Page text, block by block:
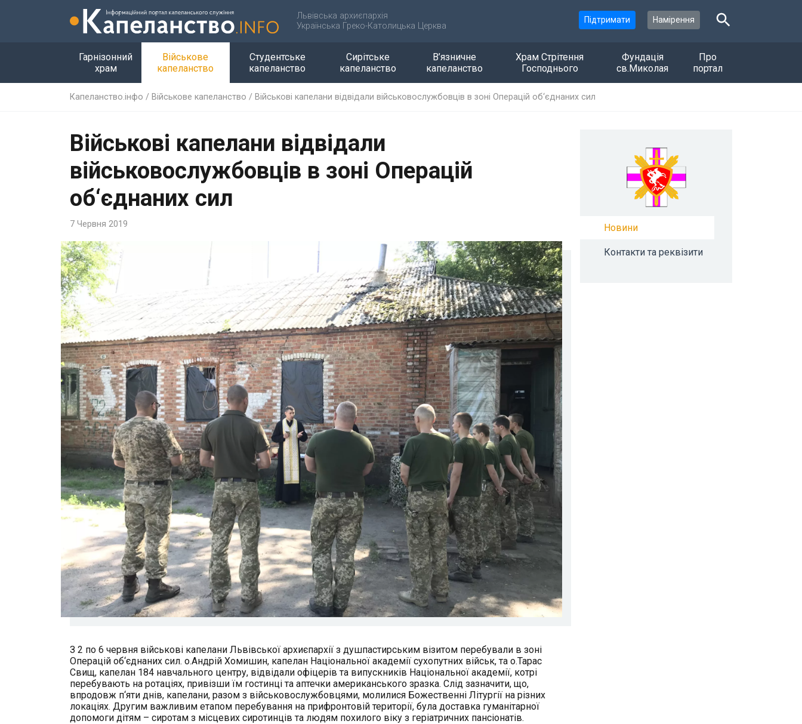
Львівська архиєпархія
Українська Греко-Католицька Церква
Підтримати Намірення
Гарнізонний
храм
Військове
капеланство
Студентське
капеланство
Сирітське
капеланство
В’язничне
капеланство
Храм Стрітення
Господнього
Фундація
св.Миколая
Про
портал
Капеланство.інфо / Військове капеланство / Військові капелани відвідали військовослужбовців в зоні Операцій об‘єднаних сил
Військові капелани відвідали
військовослужбовців в зоні Операцій
об‘єднаних сил
7 Червня 2019
З 2 по 6 червня військові капелани Львівської архиєпархії з душпастирським візитом перебували в зоні
Операцій об‘єднаних сил. о.Андрій Хомишин, капелан Національної академії сухопутних військ, та о.Тарас
Свищ, капелан 184 навчального центру, відвідали офіцерів та випускників Національної академії, котрі
перебувають на ротаціях, привізши їм гостинці та аптечки американського зразка. Слід зазначити, що,
впродовж п‘яти днів, капелани, разом з військовослужбовцями, молилися Божественні Літургії на різних
локаціях. Другим важливим етапом перебування на прифронтовій території, була доставка гуманітарної
допомоги дітям – сиротам з місцевих сиротинців та людям похилого віку з геріатричних пансіонатів.
Новини
Контакти та реквізити